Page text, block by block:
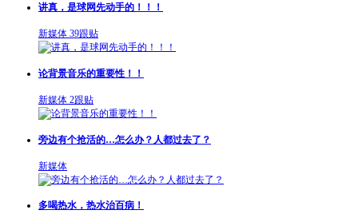
讲真，是球网先动手的！！！
新媒体 39跟贴
论背景音乐的重要性！！
新媒体 2跟贴
旁边有个抢活的…怎么办？人都过去了？
新媒体
多喝热水，热水治百病！